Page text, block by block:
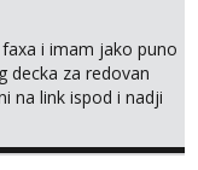
i imam jako puno
decka za redovan
na link ispod i nadji